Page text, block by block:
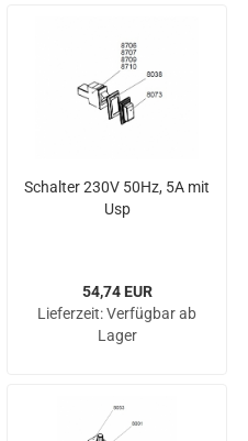
Schal­ter 230V 50Hz, 5A mit
Usp
54,74 EUR
Lieferzeit:Verfügbar ab
Lager